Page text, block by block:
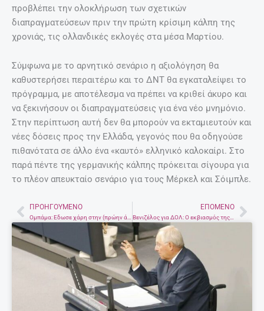
προβλέπει την ολοκλήρωση των σχετικών
διαπραγματεύσεων πριν την πρώτη κρίσιμη κάλπη της
χρονιάς, τις ολλανδικές εκλογές στα μέσα Μαρτίου.
Σύμφωνα με το αρνητικό σενάριο η αξιολόγηση θα
καθυστερήσει περαιτέρω και το ΔΝΤ θα εγκαταλείψει το
πρόγραμμα, με αποτέλεσμα να πρέπει να κριθεί άκυρο και
να ξεκινήσουν οι διαπραγματεύσεις για ένα νέο μνημόνιο.
Στην περίπτωση αυτή δεν θα μπορούν να εκταμιευτούν και
νέες δόσεις προς την Ελλάδα, γεγονός που θα οδηγούσε
πιθανότατα σε άλλο ένα «καυτό» ελληνικό καλοκαίρι. Στο
παρά πέντε της γερμανικής κάλπης πρόκειται σίγουρα για
το πλέον απευκταίο σενάριο για τους Μέρκελ και Σόιμπλε.
Prev
ΠΡΟΗΓΟΎΜΕΝΟ ΕΠΌΜΕΝΟ
Βενιζέλος για ΔΟΛ: O εκβιασμός της κυβέρνησης είναι χυδαίος